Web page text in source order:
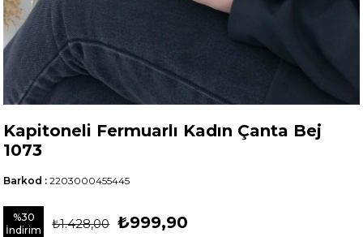
Kapitoneli Fermuarlı Kadın Çanta Bej
1073
Barkod : 2203000455445
%30
İndirim
₺1.428,00 ₺999,90